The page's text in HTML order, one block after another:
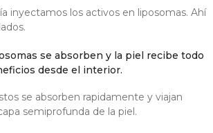
inyectamos los activos en liposomas. Ahí
se absorben y la piel recibe todo
desde el interior.
se absorben rapidamente y viajan
semiprofunda de la piel.